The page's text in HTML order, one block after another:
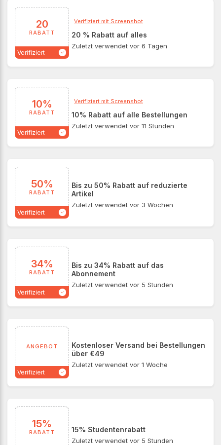
20
RABATT
Verifiziert
Verifiziert mit Screenshot
20 % Rabatt auf alles
Zuletzt verwendet vor 6 Tagen
10%
RABATT
Verifiziert
Verifiziert mit Screenshot
10% Rabatt auf alle Bestellungen
Zuletzt verwendet vor 11 Stunden
50%
RABATT
Verifiziert
Bis zu 50% Rabatt auf reduzierte
Artikel
Zuletzt verwendet vor 3 Wochen
34%
RABATT
Verifiziert
Bis zu 34% Rabatt auf das
Abonnement
Zuletzt verwendet vor 5 Stunden
ANGEBOT
Verifiziert
Kostenloser Versand bei Bestellungen
über €49
Zuletzt verwendet vor 1 Woche
15%
RABATT 15% Studentenrabatt
Zuletzt verwendet vor 5 Stunden